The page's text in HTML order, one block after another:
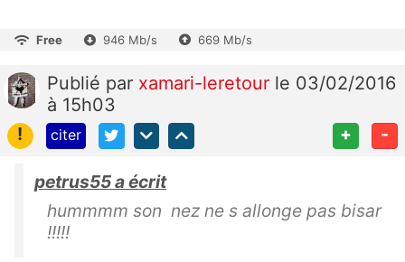
Free 946 Mb/s 669 Mb/s
Publié par xamari-leretour le 03/02/2016
à 15h03
!
citer + -
petrus55 a écrit
hummmm son nez ne s allonge pas bisar
!!!!!